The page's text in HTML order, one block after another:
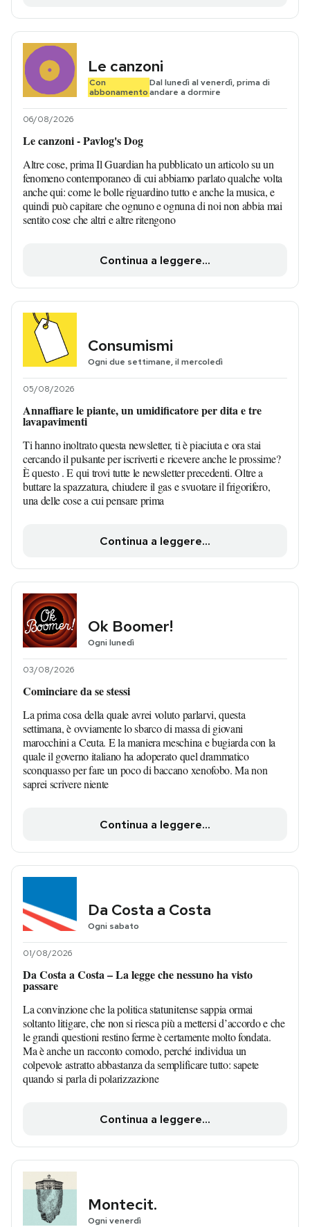
Le canzoni
Con
abbonamento
Dal lunedì al venerdì, prima di
andare a dormire
06/08/2026
Le canzoni - Pavlog's Dog
Altre cose, prima Il Guardian ha pubblicato un articolo su un
fenomeno contemporaneo di cui abbiamo parlato qualche volta
anche qui: come le bolle riguardino tutto e anche la musica, e
quindi può capitare che ognuno e ognuna di noi non abbia mai
sentito cose che altri e altre ritengono
Continua a leggere...
Consumismi
Ogni due settimane, il mercoledì
05/08/2026
Annaffiare le piante, un umidificatore per dita e tre
lavapavimenti
Ti hanno inoltrato questa newsletter, ti è piaciuta e ora stai
cercando il pulsante per iscriverti e ricevere anche le prossime?
È questo . E qui trovi tutte le newsletter precedenti. Oltre a
buttare la spazzatura, chiudere il gas e svuotare il frigorifero,
una delle cose a cui pensare prima
Continua a leggere...
Ok Boomer!
Ogni lunedì
03/08/2026
Cominciare da se stessi
La prima cosa della quale avrei voluto parlarvi, questa
settimana, è ovviamente lo sbarco di massa di giovani
marocchini a Ceuta. E la maniera meschina e bugiarda con la
quale il governo italiano ha adoperato quel drammatico
sconquasso per fare un poco di baccano xenofobo. Ma non
saprei scrivere niente
Continua a leggere...
Da Costa a Costa
Ogni sabato
01/08/2026
Da Costa a Costa – La legge che nessuno ha visto
passare
La convinzione che la politica statunitense sappia ormai
soltanto litigare, che non si riesca più a mettersi d’accordo e che
le grandi questioni restino ferme è certamente molto fondata.
Ma è anche un racconto comodo, perché individua un
colpevole astratto abbastanza da semplificare tutto: sapete
quando si parla di polarizzazione
Continua a leggere...
Montecit.
Ogni venerdì